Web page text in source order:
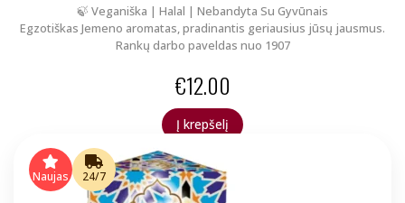
🍃 Veganiška | Halal | Nebandyta Su Gyvūnais
Egzotiškas Jemeno aromatas, pradinantis geriausius jūsų jausmus.
Rankų darbo paveldas nuo 1907
€12.00
Į krepšelį
Naujas 24/7